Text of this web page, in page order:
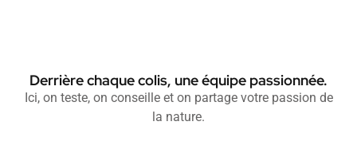
Derrière chaque colis, une équipe passionnée.
Ici, on teste, on conseille et on partage votre passion de
la nature.